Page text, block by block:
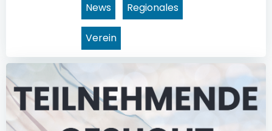
News Regionales
Verein